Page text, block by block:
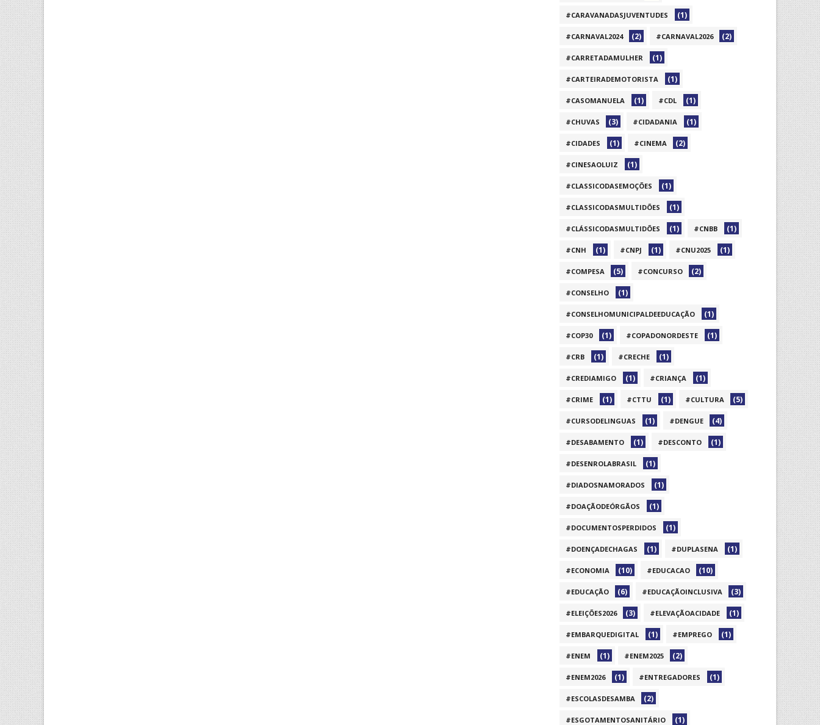
#CARAVANADASJUVENTUDES (1)
#CARNAVAL2024 (2) #CARNAVAL2026 (2)
#CARRETADAMULHER (1)
#CARTEIRADEMOTORISTA (1)
#CASOMANUELA (1) #CDL (1)
#CHUVAS (3) #CIDADANIA (1)
#CIDADES (1) #CINEMA (2)
#CINESAOLUIZ (1)
#CLASSICODASEMOÇÕES (1)
#CLASSICODASMULTIDÕES (1)
#CLÁSSICODASMULTIDÕES (1) #CNBB (1)
#CNH (1) #CNPJ (1) #CNU2025 (1)
#COMPESA (5) #CONCURSO (2)
#CONSELHO (1)
#CONSELHOMUNICIPALDEEDUCAÇÃO (1)
#COP30 (1) #COPADONORDESTE (1)
#CRB (1) #CRECHE (1)
#CREDIAMIGO (1) #CRIANÇA (1)
#CRIME (1) #CTTU (1) #CULTURA (5)
#CURSODELINGUAS (1) #DENGUE (4)
#DESABAMENTO (1) #DESCONTO (1)
#DESENROLABRASIL (1)
#DIADOSNAMORADOS (1)
#DOAÇÃODEÓRGÃOS (1)
#DOCUMENTOSPERDIDOS (1)
#DOENÇADECHAGAS (1) #DUPLASENA (1)
#ECONOMIA (10) #EDUCACAO (10)
#EDUCAÇÃO (6) #EDUCAÇÃOINCLUSIVA (3)
#ELEIÇÕES2026 (3) #ELEVAÇÃOACIDADE (1)
#EMBARQUEDIGITAL (1) #EMPREGO (1)
#ENEM (1) #ENEM2025 (2)
#ENEM2026 (1) #ENTREGADORES (1)
#ESCOLASDESAMBA (2)
#ESGOTAMENTOSANITÁRIO (1)